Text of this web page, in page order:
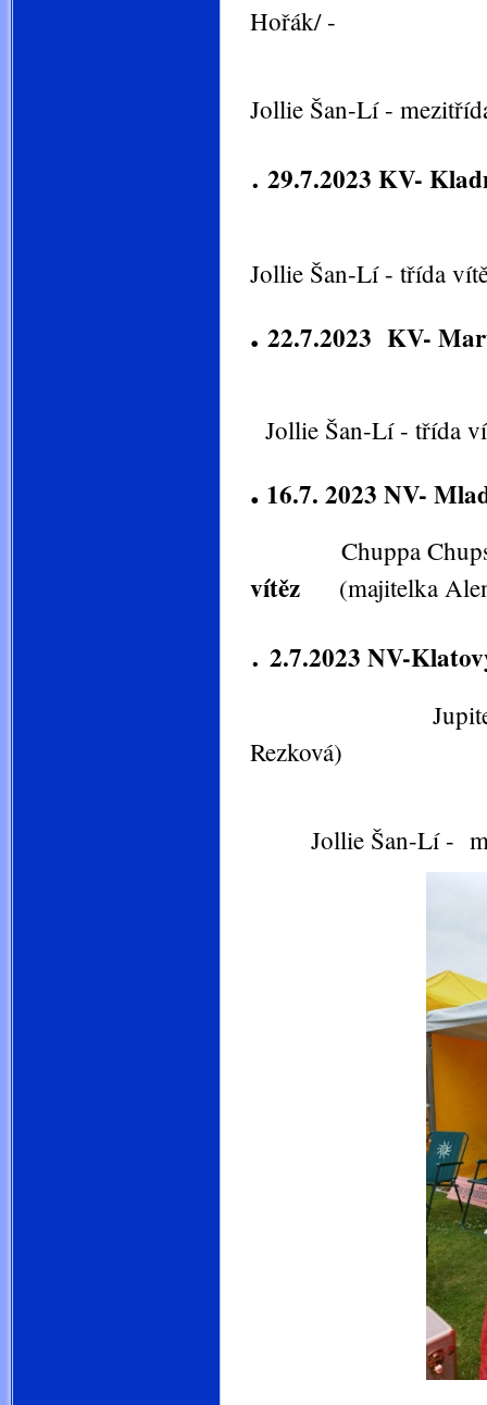
Hořák/ -
Jollie Šan-Lí -
. 29.7.2023 KV-
Jollie Šan-Lí - třída
. 22.7.2023 KV-
Jollie Šan-Lí - třída
. 16.7. 2023 NV-
Chuppa Chups
vítěz (majitelka
. 2.7.2023 NV-
Jupiter Šan-
Rezková)
Jollie Šan-Lí -